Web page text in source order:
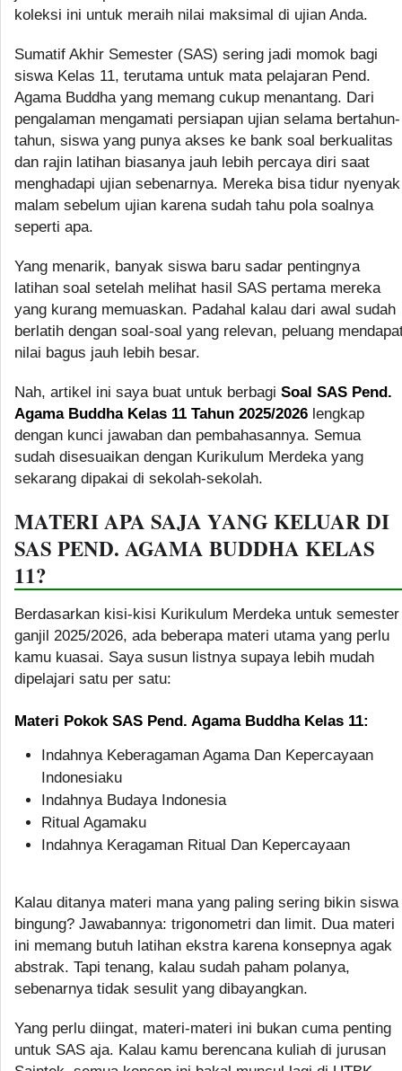
koleksi ini untuk meraih nilai maksimal di ujian Anda.
Sumatif Akhir Semester (SAS) sering jadi momok bagi
siswa Kelas 11, terutama untuk mata pelajaran Pend.
Agama Buddha yang memang cukup menantang. Dari
pengalaman mengamati persiapan ujian selama bertahun-
tahun, siswa yang punya akses ke bank soal berkualitas
dan rajin latihan biasanya jauh lebih percaya diri saat
menghadapi ujian sebenarnya. Mereka bisa tidur nyenyak
malam sebelum ujian karena sudah tahu pola soalnya
seperti apa.
Yang menarik, banyak siswa baru sadar pentingnya
latihan soal setelah melihat hasil SAS pertama mereka
yang kurang memuaskan. Padahal kalau dari awal sudah
berlatih dengan soal-soal yang relevan, peluang
nilai bagus jauh lebih besar.
Nah, artikel ini saya buat untuk berbagi Soal SAS Pend.
Agama Buddha Kelas 11 Tahun 2025/2026 lengkap
dengan kunci jawaban dan pembahasannya. Semua
sudah disesuaikan dengan Kurikulum Merdeka yang
sekarang dipakai di sekolah-sekolah.
MATERI APA SAJA YANG KELUAR DI
SAS PEND. AGAMA BUDDHA KELAS
11?
Berdasarkan kisi-kisi Kurikulum Merdeka untuk semester
ganjil 2025/2026, ada beberapa materi utama yang perlu
kamu kuasai. Saya susun listnya supaya lebih mudah
dipelajari satu per satu:
Materi Pokok SAS Pend. Agama Buddha Kelas 11:
Indahnya Keberagaman Agama Dan Kepercayaan
Indonesiaku
Indahnya Budaya Indonesia
Ritual Agamaku
Indahnya Keragaman Ritual Dan Kepercayaan
Kalau ditanya materi mana yang paling sering bikin siswa
bingung? Jawabannya: trigonometri dan limit. Dua materi
ini memang butuh latihan ekstra karena konsepnya agak
abstrak. Tapi tenang, kalau sudah paham polanya,
sebenarnya tidak sesulit yang dibayangkan.
Yang perlu diingat, materi-materi ini bukan cuma penting
untuk SAS aja. Kalau kamu berencana kuliah di jurusan